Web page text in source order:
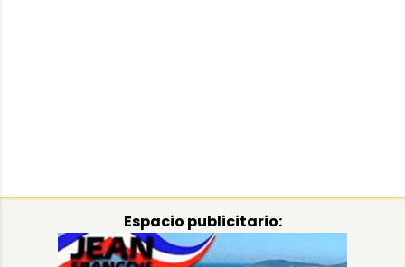
Espacio publicitario: